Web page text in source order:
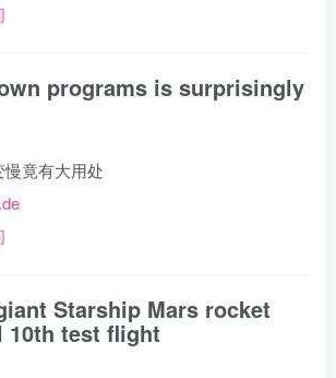
programs is surprisingly
慢竟有大用处
Starship Mars rocket
test flight